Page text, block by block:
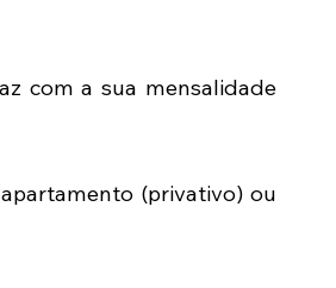
com a sua mensalidade
(privativo) ou